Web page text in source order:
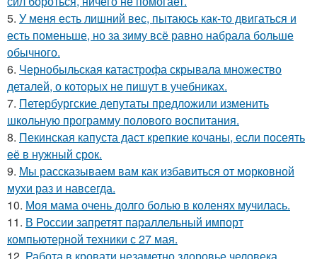
5. У меня есть лишний вес, пытаюсь как-то двигаться и
есть поменьше, но за зиму всё равно набрала больше
обычного.
6. Чернобыльская катастрофа скрывала множество
деталей, о которых не пишут в учебниках.
7. Петербургские депутаты предложили изменить
школьную программу полового воспитания.
8. Пекинская капуста даст крепкие кочаны, если посеять
её в нужный срок.
9. Мы рассказываем вам как избавиться от морковной
мухи раз и навсегда.
10. Моя мама очень долго болью в коленях мучилась.
11. В России запретят параллельный импорт
компьютерной техники с 27 мая.
12. Работа в кровати незаметно здоровье человека